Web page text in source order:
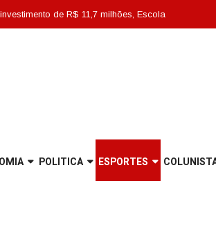
de R$ 11,7 milhões, Escola Abdon Baptista é
POLITICA ESPORTES